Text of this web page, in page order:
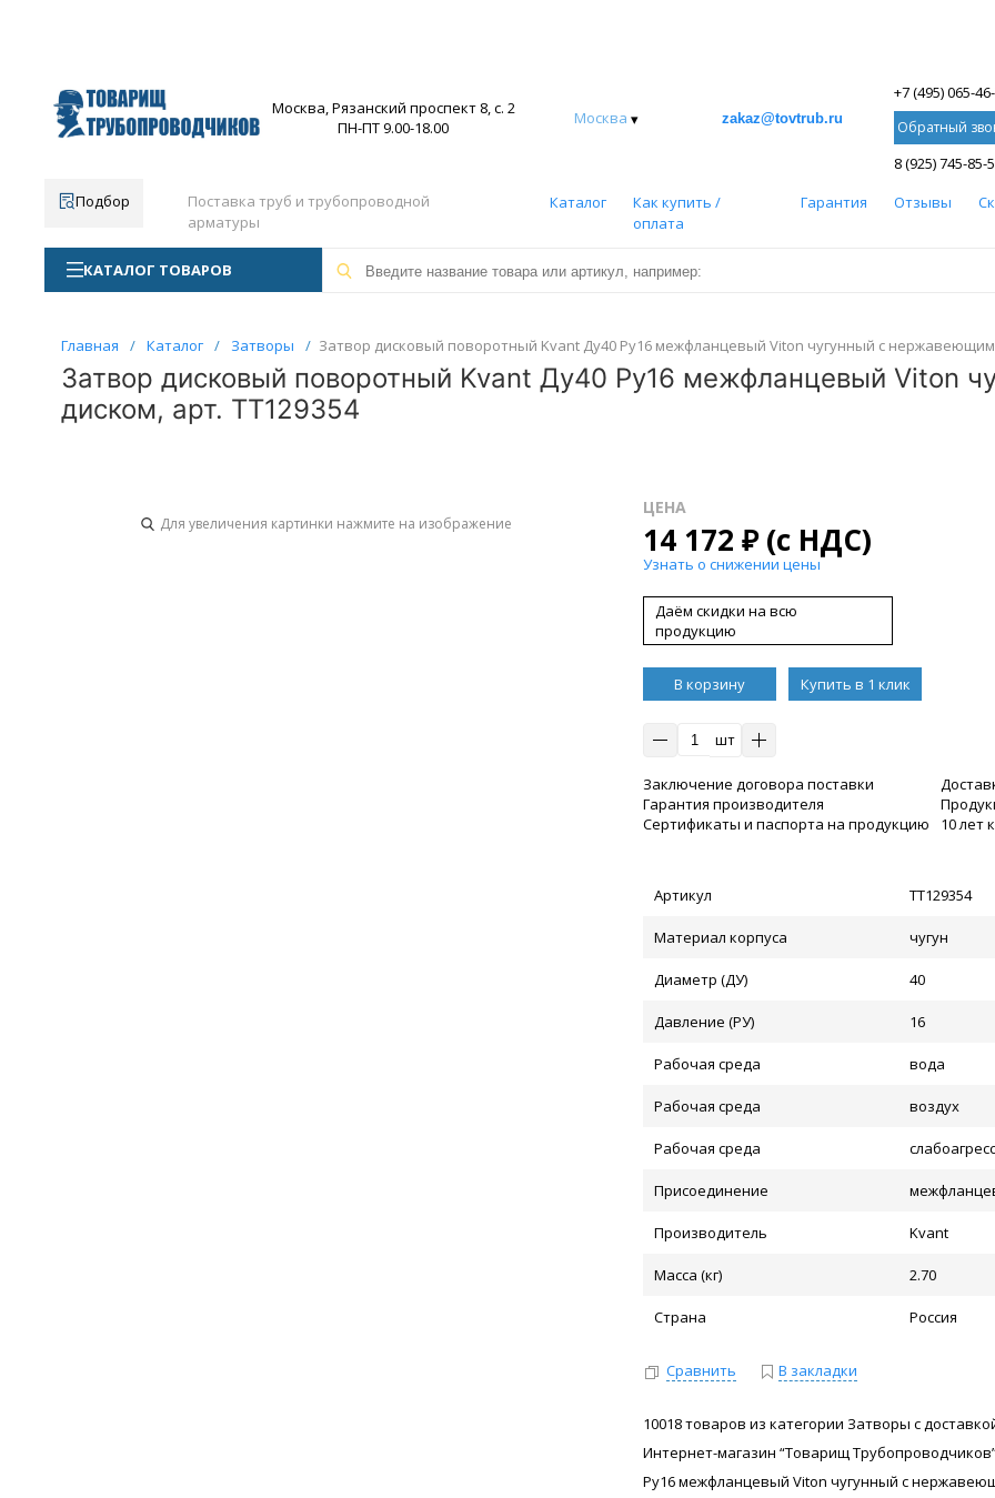
Москва, Рязанский проспект 8, с. 2
ПН-ПТ 9.00-18.00
Москва ▾ zakaz@tovtrub.ru
+7 (495) 065-
Обратный
8 (925) 745-85-
Подбор
Поставка труб и трубопроводной
арматуры
Каталог
Как купить /
оплата
Гарантия Отзывы
КАТАЛОГ ТОВАРОВ
Главная / Каталог / Затворы / Затвор дисковый поворотный Kvant Ду40 Ру16 межфланцевый Viton чугунный с
Затвор дисковый поворотный Kvant Ду40 Ру16 межфланцевый Viton
диском, арт. ТТ129354
Для увеличения картинки нажмите на изображение
ЦЕНА
14 172₽(с НДС)
Узнать о снижении цены
Даём скидки на всю
продукцию
В корзину Купить в 1 клик
шт
Заключение договора поставки
Гарантия производителя
Сертификаты и паспорта на продукцию
10 лет
Артикул ТТ129354
Материал корпуса чугун
Диаметр (ДУ) 40
Давление (РУ) 16
Рабочая среда вода
Рабочая среда воздух
Рабочая среда
Присоединение
Производитель Kvant
Масса (кг) 2.70
Страна Россия
Сравнить В закладки
10018 товаров из категории Затворы с
Интернет-магазин “Товарищ
Ру16 межфланцевый Viton чугунный с